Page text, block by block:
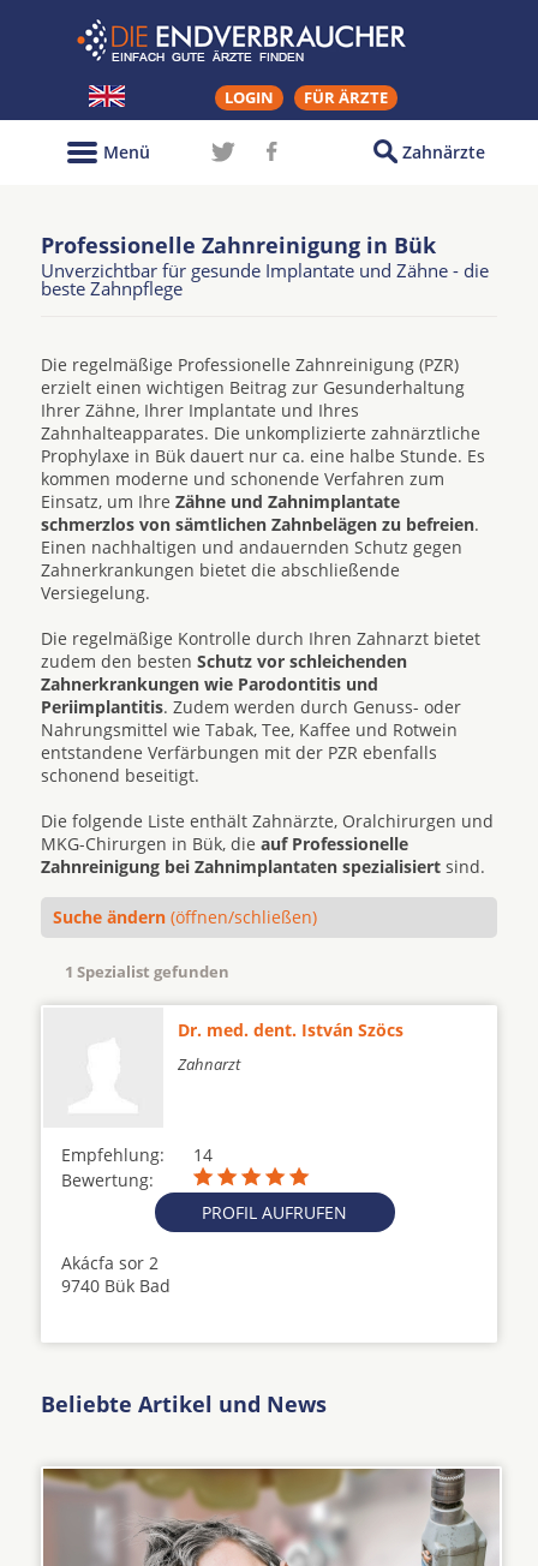
LOGIN FÜR ÄRZTE
Zahnärzte
Menü
Professionelle Zahnreinigung in Bük
Unverzichtbar für gesunde Implantate und Zähne - die
beste Zahnpflege
Die regelmäßige Professionelle Zahnreinigung (PZR)
erzielt einen wichtigen Beitrag zur Gesunderhaltung
Ihrer Zähne, Ihrer Implantate und Ihres
Zahnhalteapparates. Die unkomplizierte zahnärztliche
Prophylaxe in Bük dauert nur ca. eine halbe Stunde. Es
kommen moderne und schonende Verfahren zum
Einsatz, um Ihre Zähne und Zahnimplantate
schmerzlos von sämtlichen Zahnbelägen zu befreien.
Einen nachhaltigen und andauernden Schutz gegen
Zahnerkrankungen bietet die abschließende
Versiegelung.
Die regelmäßige Kontrolle durch Ihren Zahnarzt bietet
zudem den besten Schutz vor schleichenden
Zahnerkrankungen wie Parodontitis und
Periimplantitis. Zudem werden durch Genuss- oder
Nahrungsmittel wie Tabak, Tee, Kaffee und Rotwein
entstandene Verfärbungen mit der PZR ebenfalls
schonend beseitigt.
Die folgende Liste enthält Zahnärzte, Oralchirurgen und
MKG-Chirurgen in Bük, die auf Professionelle
Zahnreinigung bei Zahnimplantaten spezialisiert sind.
Suche ändern (öffnen/schließen)
1 Spezialist gefunden
Dr. med. dent. István Szöcs
Zahnarzt
Empfehlung:
14
Bewertung:
PROFIL AUFRUFEN
Akácfa sor 2
9740 Bük Bad
Beliebte Artikel und News